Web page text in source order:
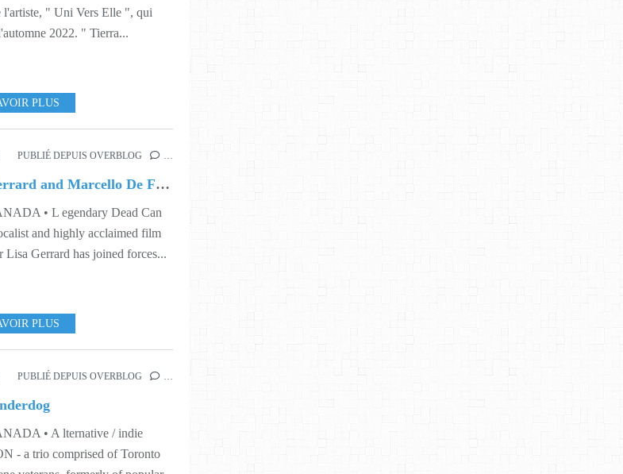
l'artiste, " Uni Vers Elle ", qui
2022. " Tierra...
PLUS
PUBLIÉ DEPUIS OVERBLOG …
Lisa Gerrard and Marcello De Francisci • When The Light of Morning Comes
• L egendary Dead Can
and highly acclaimed film
Lisa Gerrard has joined forces...
PLUS
PUBLIÉ DEPUIS OVERBLOG …
• A lternative / indie
- a trio comprised of Toronto